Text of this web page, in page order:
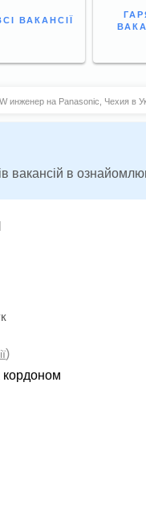
ВАКАНСІЇ
инженер нa Рanasonic, Чехия в
вакансій в
)
кордоном